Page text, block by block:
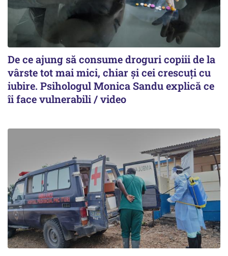
De ce ajung să consume droguri copiii de la
vârste tot mai mici, chiar și cei crescuți cu
iubire. Psihologul Monica Sandu explică ce
îi face vulnerabili / video